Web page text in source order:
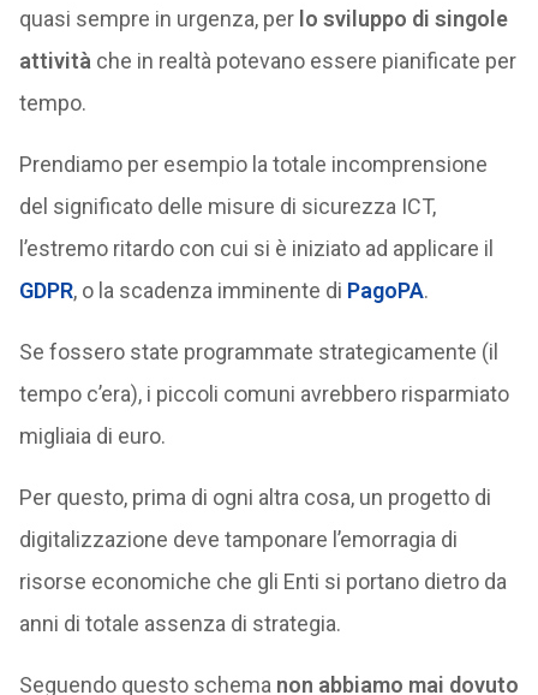
quasi sempre in urgenza, perlo sviluppo di singole
attività che in realtà potevano essere pianificate per
tempo.
Prendiamo per esempio la totale incomprensione
del significato delle misure di sicurezza ICT,
l’estremo ritardo con cui si è iniziato ad applicare il
GDPR, o la scadenza imminente di PagoPA.
Se fossero state programmate strategicamente (il
tempo c’era), i piccoli comuni avrebbero risparmiato
migliaia di euro.
Per questo, prima di ogni altra cosa, un progetto di
digitalizzazione deve tamponare l’emorragia di
risorse economiche che gli Enti si portano dietro da
anni di totale assenza di strategia.
Seguendo questo schema non abbiamo mai dovuto